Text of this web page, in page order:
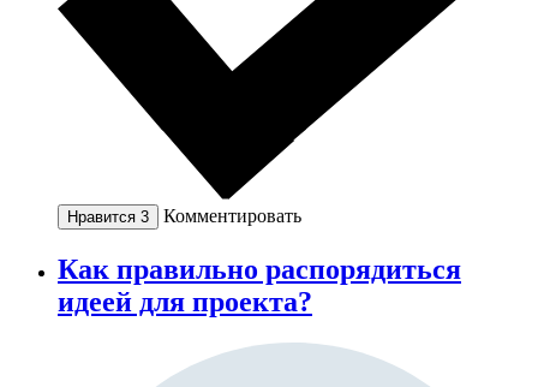
Нравится 3 Комментировать
Как правильно распорядиться
идеей для проекта?